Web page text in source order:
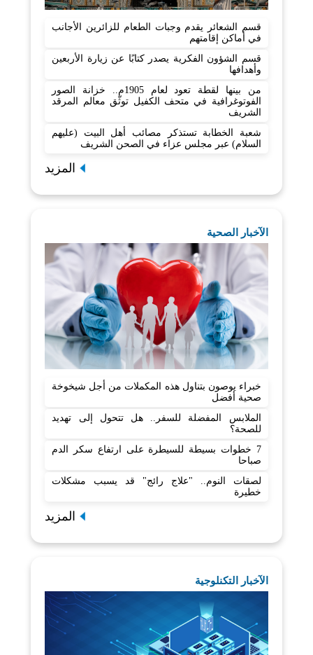
قسم الشعائر يقدم وجبات الطعام للزائرين الأجانب
في أماكن إقامتهم
قسم الشؤون الفكرية يصدر كتابًا عن زيارة الأربعين
وأهدافها
من بينها لقطة تعود لعام 1905م.. خزانة الصور
الفوتوغرافية في متحف الكفيل توثّق معالم المرقد
الشريف
شعبة الخطابة تستذكر مصائب أهل البيت (عليهم
السلام) عبر مجلس عزاء في الصحن الشريف
المزيد
الآخبار الصحية
خبراء يوصون بتناول هذه المكملات من أجل شيخوخة
صحية أفضل
الملابس المفضلة للسفر.. هل تتحول إلى تهديد
للصحة؟
7 خطوات بسيطة للسيطرة على ارتفاع سكر الدم
صباحا
لصقات النوم.. "علاج رائج" قد يسبب مشكلات
خطيرة
المزيد
الآخبار التكنلوجية